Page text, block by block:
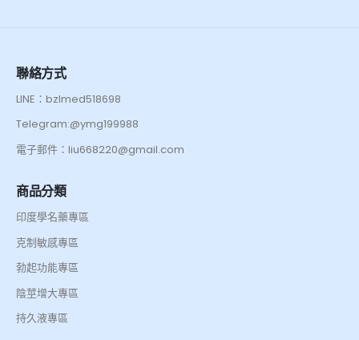
聯絡方式
LINE：bzlmed518698
Telegram:@ymg199988
電子郵件：liu668220@gmail.com
商品分類
印度學名藥專區
克制敏感專區
勃起功能專區
陰莖增大專區
持久液專區